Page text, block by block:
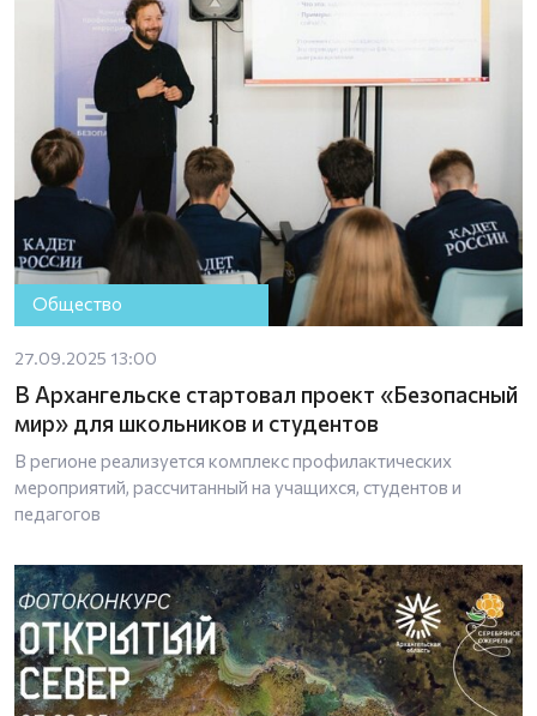
Общество
27.09.2025 13:00
В Архангельске стартовал проект «Безопасный
мир» для школьников и студентов
В регионе реализуется комплекс профилактических
мероприятий, рассчитанный на учащихся, студентов и
педагогов